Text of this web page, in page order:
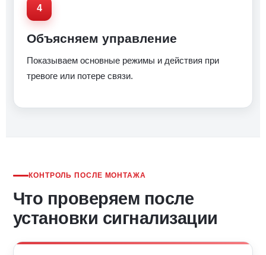
Объясняем управление
Показываем основные режимы и действия при
тревоге или потере связи.
КОНТРОЛЬ ПОСЛЕ МОНТАЖА
Что проверяем после
установки сигнализации